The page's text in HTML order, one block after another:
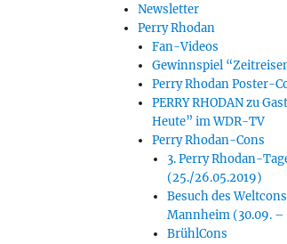
Newsletter
Perry Rhodan
Fan-Videos
Gewinnspiel
Perry Rhodan Poster-
PERRY RHODAN zu
Heute” im WDR-TV
Perry Rhodan-Cons
3. Perry Rhodan-
(25./26.05.2019)
Besuch des
Mannheim (30.09. –
BrühlCons